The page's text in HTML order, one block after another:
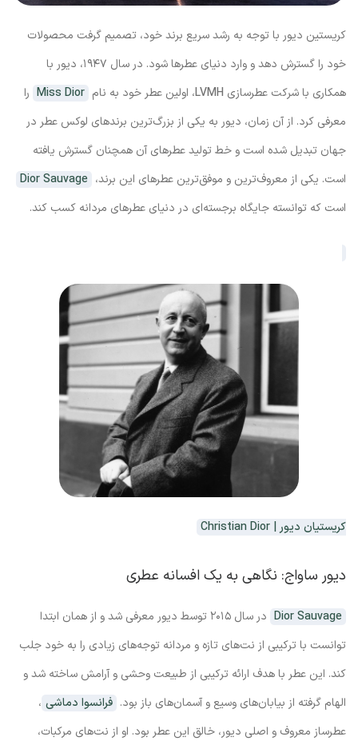
کریستین دیور با توجه به رشد سریع برند خود، تصمیم گرفت محصولات
خود را گسترش دهد و وارد دنیای عطرها شود. در سال ۱۹۴۷، دیور با
همکاری با شرکت عطرسازی LVMH، اولین عطر خود به نام Miss Dior را
معرفی کرد. از آن زمان، دیور به یکی از بزرگ‌ترین برندهای لوکس عطر در
جهان تبدیل شده است و خط تولید عطرهای آن همچنان گسترش یافته
است. یکی از معروف‌ترین و موفق‌ترین عطرهای این برند، Dior Sauvage
است که توانسته جایگاه برجسته‌ای در دنیای عطرهای مردانه کسب کند.
کریستیان دیور | Christian Dior
دیور ساواج: نگاهی به یک افسانه عطری
Dior Sauvage
در سال ۲۰۱۵ توسط دیور معرفی شد و از همان ابتدا
توانست با ترکیبی از نت‌های تازه و مردانه توجه‌های زیادی را به خود جلب
کند. این عطر با هدف ارائه ترکیبی از طبیعت وحشی و آرامش ساخته شد و
الهام گرفته از بیابان‌های وسیع و آسمان‌های باز بود. فرانسوا دماشی ،
عطرساز معروف و اصلی دیور، خالق این عطر بود. او از نت‌های مرکبات،